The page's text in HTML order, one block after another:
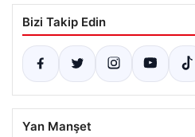
Bizi Takip Edin
Yan Manşet